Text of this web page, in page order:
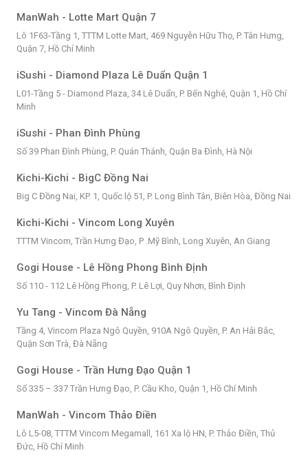
ManWah - Lotte Mart Quận 7
Lô 1F63-Tầng 1, TTTM Lotte Mart, 469 Nguyễn Hữu Thọ, P. Tân Hưng,
Quận 7, Hồ Chí Minh
iSushi - Diamond Plaza Lê Duẩn Quận 1
L01-Tầng 5 - Diamond Plaza, 34 Lê Duẩn, P. Bến Nghé, Quận 1, Hồ Chí
Minh
iSushi - Phan Đình Phùng
Số 39 Phan Đình Phùng, P. Quán Thánh, Quận Ba Đình, Hà Nội
Kichi-Kichi - BigC Đồng Nai
Big C Đồng Nai, KP. 1, Quốc lộ 51, P. Long Bình Tân, Biên Hòa, Đồng Nai
Kichi-Kichi - Vincom Long Xuyên
TTTM Vincom, Trần Hưng Đạo, P .Mỹ Bình, Long Xuyên, An Giang
Gogi House - Lê Hồng Phong Bình Định
Số 110 - 112 Lê Hồng Phong, P. Lê Lợi, Quy Nhơn, Bình Định
Yu Tang - Vincom Đà Nẵng
Tầng 4, Vincom Plaza Ngô Quyền, 910A Ngô Quyền, P. An Hải Bắc,
Quận Sơn Trà, Đà Nẵng
Gogi House - Trần Hưng Đạo Quận 1
Số 335 – 337 Trần Hưng Đạo, P. Cầu Kho, Quận 1, Hồ Chí Minh
ManWah - Vincom Thảo Điền
Lô L5-08, TTTM Vincom Megamall, 161 Xa lộ HN, P. Thảo Điền, Thủ
Đức, Hồ Chí Minh